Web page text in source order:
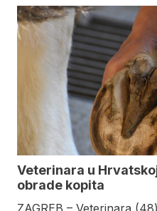
Veterinara u
obrade kopita